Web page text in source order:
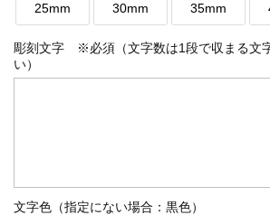
25mm 30mm 35mm
彫刻文字 ※必須（文字数は1段で収まる文
い）
文字色（指定にない場合：黒色）